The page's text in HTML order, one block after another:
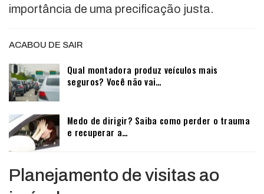
importância de uma precificação justa.
ACABOU DE SAIR
Qual montadora produz veículos mais
seguros? Você não vai…
Medo de dirigir? Saiba como perder o trauma
e recuperar a…
Planejamento de visitas ao